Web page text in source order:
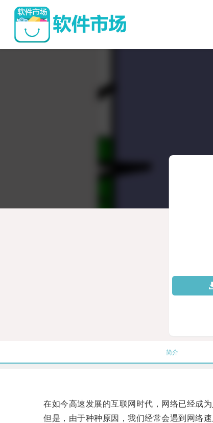
简介
在如今高速发展的互联网时代，网络已经成为
但是，由于种种原因，我们经常会遇到网络速